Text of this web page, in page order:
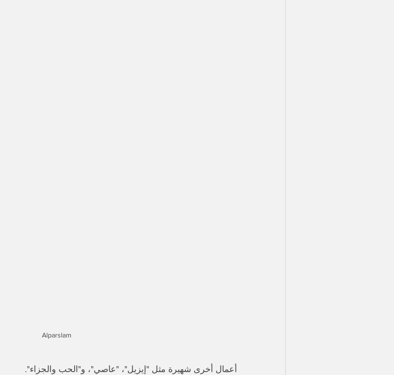
Alparslam
​أعمال أخرى شهيرة مثل "إيزيل"، "عاصي"، و"الحب والجزاء".